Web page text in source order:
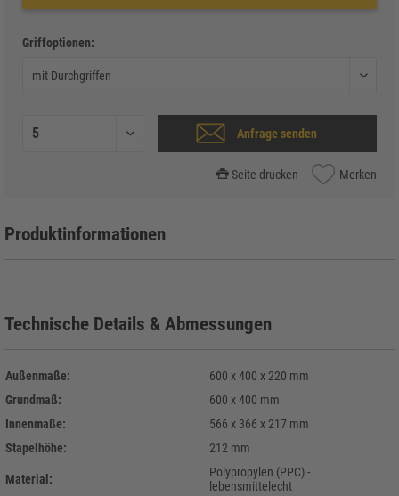
Griffoptionen:
Anfrage senden
Seite drucken Merken
Produktinformationen
Technische Details & Abmessungen
Außenmaße:
600 x 400 x 220 mm
Grundmaß:
600 x 400 mm
Innenmaße:
566 x 366 x 217 mm
Stapelhöhe:
212 mm
Material:
Polypropylen (PPC) -
lebensmittelecht